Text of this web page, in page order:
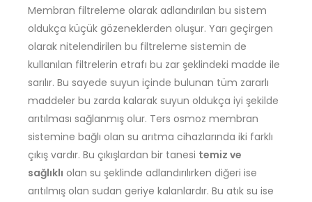
Membran filtreleme olarak adlandırılan bu sistem
oldukça küçük gözeneklerden oluşur. Yarı geçirgen
olarak nitelendirilen bu filtreleme sistemin de
kullanılan filtrelerin etrafı bu zar şeklindeki madde ile
sarılır. Bu sayede suyun içinde bulunan tüm zararlı
maddeler bu zarda kalarak suyun oldukça iyi şekilde
arıtılması sağlanmış olur. Ters osmoz membran
sistemine bağlı olan su arıtma cihazlarında iki farklı
çıkış vardır. Bu çıkışlardan bir tanesi temiz ve
sağlıklı olan su şeklinde adlandırılırken diğeri ise
arıtılmış olan sudan geriye kalanlardır. Bu atık su ise